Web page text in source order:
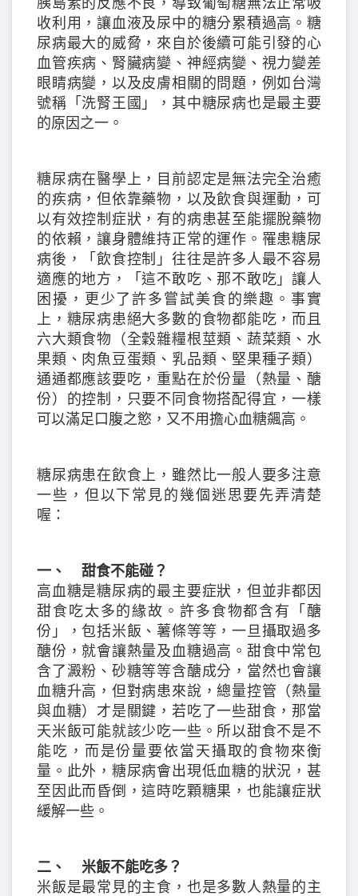
收利用，讓血液及尿中的糖分累積過高。糖
尿病最大的威脅，來自於後續可能引發的心
血管疾病、腎臟病變、神經病變、視力變差
眼睛病變，以及皮膚相關的問題，例如台灣
號稱「洗腎王國」，其中糖尿病也是最主要
的原因之一。
糖尿病在醫學上，目前認定是無法完全治癒
的疾病，但依靠藥物，以及飲食與運動，可
以有效控制症狀，有的病患甚至能擺脫藥物
的依賴，讓身體維持正常的運作。罹患糖尿
病後，「飲食控制」往往是許多人最不容易
適應的地方，「這不敢吃、那不敢吃」讓人
困擾，更少了許多嘗試美食的樂趣。事實
上，糖尿病患絕大多數的食物都能吃，而且
六大類食物（全穀雜糧根莖類、蔬菜類、水
果類、肉魚豆蛋類、乳品類、堅果種子類）
通通都應該要吃，重點在於份量（熱量、醣
份）的控制，只要不同食物搭配得宜，一樣
可以滿足口腹之慾，又不用擔心血糖飆高。
糖尿病患在飲食上，雖然比一般人要多注意
一些，但以下常見的幾個迷思要先弄清楚
喔：
一、 甜食不能碰？
高血糖是糖尿病的最主要症狀，但並非都因
甜食吃太多的緣故。許多食物都含有「醣
份」，包括米飯、薯條等等，一旦攝取過多
醣份，就會讓熱量及血糖過高。甜食中常包
含了澱粉、砂糖等等含醣成分，當然也會讓
血糖升高，但對病患來說，總量控管（熱量
與血糖）才是關鍵，若吃了一些甜食，那當
天米飯可能就該少吃一些。所以甜食不是不
能吃，而是份量要依當天攝取的食物來衡
量。此外，糖尿病會出現低血糖的狀況，甚
至因此而昏倒，這時吃顆糖果，也能讓症狀
緩解一些。
二、 米飯不能吃多？
米飯是最常見的主食，也是多數人熱量的主